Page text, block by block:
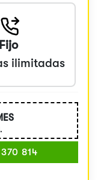
Fijo
ilimitadas
814